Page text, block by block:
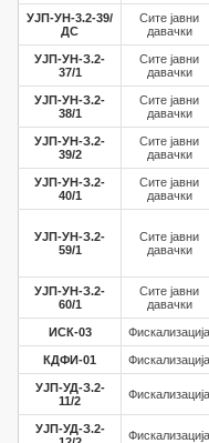
УЈП-УН-3.2-39/
ДС
Сите јавни
давачки
УЈП-УН-З.2-
37/1
Сите јавни
давачки
УЈП-УН-З.2-
38/1
Сите јавни
давачки
УЈП-УН-З.2-
39/2
Сите јавни
давачки
УЈП-УН-З.2-
40/1
Сите јавни
давачки
УЈП-УН-З.2-
59/1
Сите јавни
давачки
УЈП-УН-З.2-
60/1
Сите јавни
давачки
ИСК-03 Фискализација
КДФИ-01 Фискализација
УЈП-УД-З.2-
11/2
Фискализација
УЈП-УД-З.2-
Фискализација